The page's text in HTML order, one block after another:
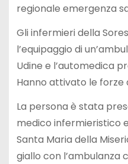
regionale emergenza
Gli infermieri della
l’equipaggio di
Udine e l’automedica
Hanno attivato le forze
La persona è stata
medico infermieristico
Santa Maria della
giallo con l’ambulanza